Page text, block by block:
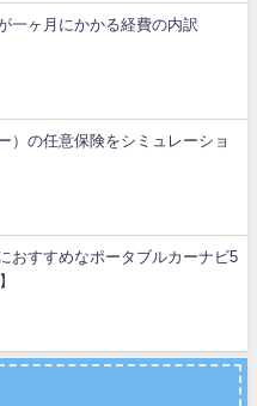
一ヶ月にかかる経費の内訳
）の任意保険をシミュレーショ
おすすめなポータブルカーナビ5